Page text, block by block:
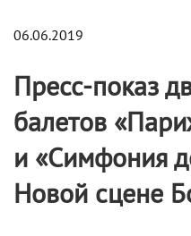
06.06.2019
Пресс-показ
балетов
и «Симфония
Новой сцене